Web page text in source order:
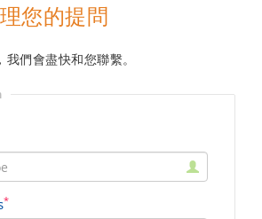
您的提問
們會盡快和您聯繫。
*